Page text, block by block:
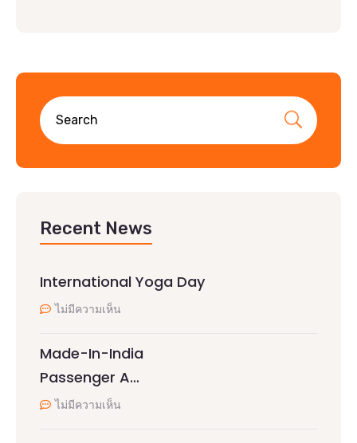
Recent News
International Yoga Day
ไม่มีความเห็น
Made-In-India
Passenger A…
ไม่มีความเห็น